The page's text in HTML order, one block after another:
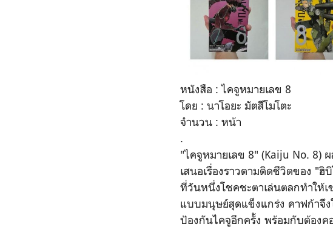
หนังสือ : ไคจูหมายเลข 8
โดย : นาโอยะ มัตสึโมโตะ
จำนวน : หน้า
.
"ไคจูหมายเลข 8" (Kaiju No. 8)
เสนอเรื่องราวตามติดชีวิตของ "
ที่วันหนึ่งโชคชะตาเล่นตลกทำให้เ
แบบมนุษย์สุดแข็งแกร่ง คาฟก้าจึง
ป้องกันไคจูอีกครั้ง พร้อมกับต้องค